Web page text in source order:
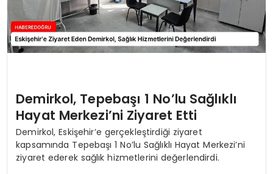
YAŞAM
Demirkol, Tepebaşı 1 No’lu Sağlıklı
Hayat Merkezi’ni Ziyaret Etti
Demirkol, Eskişehir’e gerçekleştirdiği ziyaret
kapsamında Tepebaşı 1 No’lu Sağlıklı Hayat Merkezi’ni
ziyaret ederek sağlık hizmetlerini değerlendirdi.